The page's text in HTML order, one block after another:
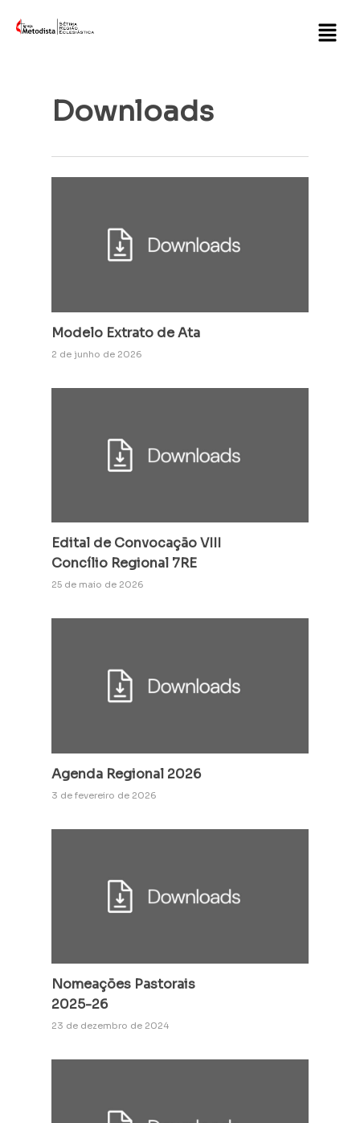
Downloads
Modelo Extrato de Ata
2 de junho de 2026
Edital de Convocação VIII
Concílio Regional 7RE
25 de maio de 2026
Agenda Regional 2026
3 de fevereiro de 2026
Nomeações Pastorais
2025-26
23 de dezembro de 2024